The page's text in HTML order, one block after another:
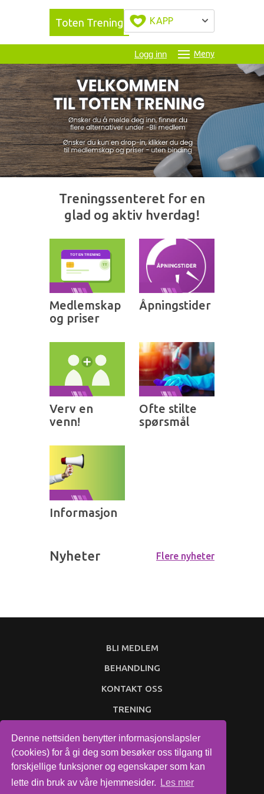
Denne nettsiden benytter informasjonslapsler
(cookies) for å gi deg som besøker oss tilgang til
forskjellige funksjoner og egenskaper som kan
lette din bruk av våre hjemmesider.
Les mer
Toten Trening KAPP
Logg inn Meny
Treningssenteret for en
glad og aktiv hverdag!
Medlemskap
og priser
Åpningstider
Verv en
venn!
Ofte stilte
spørsmål
Informasjon
Nyheter Flere nyheter
BLI MEDLEM
BEHANDLING
KONTAKT OSS
TRENING
© 2026Treningsdrift.All rights reserved..